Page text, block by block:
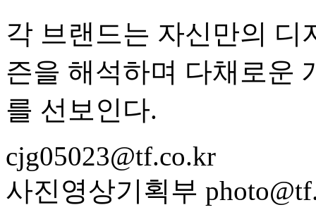
각 브랜드는 자신만의 디
즌을 해석하며 다채로운
를 선보인다.
cjg05023@tf.co.kr
사진영상기획부